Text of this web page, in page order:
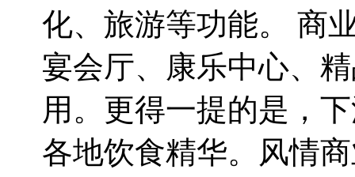
化、旅游等功能。 商
宴会厅、康乐中心、
用。更得一提的是，
各地饮食精华。风情